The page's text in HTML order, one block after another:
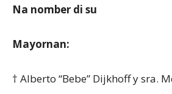
Na nomber di su
Mayornan:
† Alberto “Bebe” Dijkhoff y sra.